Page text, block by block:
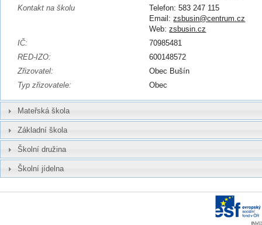
Kontakt na školu
Telefon: 583 247 115
Email:zsbusin@centrum.cz
Web:zsbusin.cz
IČ:
70985481
RED-IZO:
600148572
Zřizovatel:
Obec Bušín
Typ zřizovatele:
Obec
Mateřská škola
Základní škola
Školní družina
Školní jídelna